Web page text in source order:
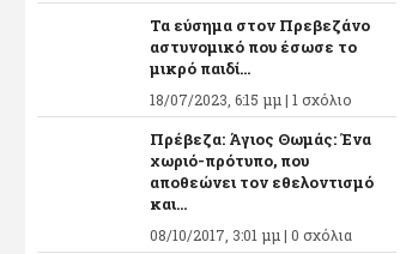
Τα εύσημα στον Πρεβεζάνο
αστυνομικό που έσωσε το
μικρό παιδί...
18/07/2023, 6:15 μμ | 1 σχόλιο
Πρέβεζα: Άγιος Θωμάς: Ένα
χωριό-πρότυπο, που
αποθεώνει τον εθελοντισμό
και...
08/10/2017, 3:01 μμ | 0 σχόλια